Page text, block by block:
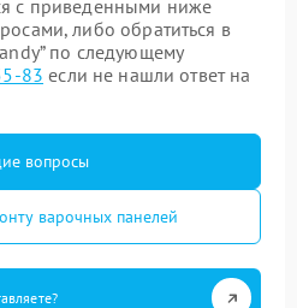
с приведенными ниже
либо обратиться в
по следующему
83 если не нашли ответ на
вопросы
варочных панелей